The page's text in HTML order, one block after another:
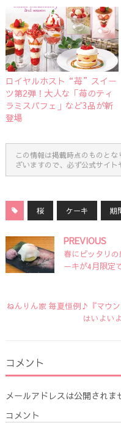
ロイヤルホスト“苺”スイー
ツ第2弾！大人な「苺のティ
ラミスパフェ」など3品が新
登場
この情報は掲載時点のものと
ざいますので、必ず公式サイト
桜 ケーキ 期
PREVIOUS
春にピッタリ
ーキが4月限定
ねんりん家 毎夏恒例♪『マウ
はいよい
コメント
メールアドレスは公開されま
コメント